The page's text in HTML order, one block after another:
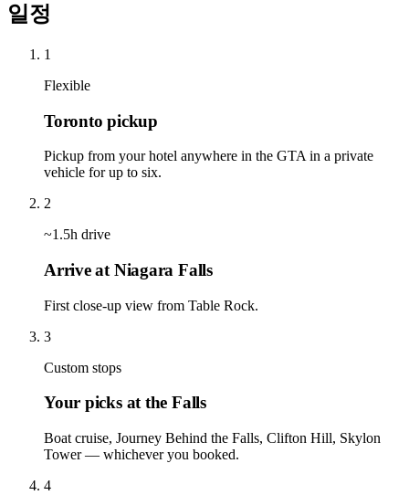
일정
1
Flexible
Toronto pickup
Pickup from your hotel anywhere in the GTA in a private
vehicle for up to six.
2
~1.5h drive
Arrive at Niagara Falls
First close-up view from Table Rock.
3
Custom stops
Your picks at the Falls
Boat cruise, Journey Behind the Falls, Clifton Hill, Skylon
Tower — whichever you booked.
4